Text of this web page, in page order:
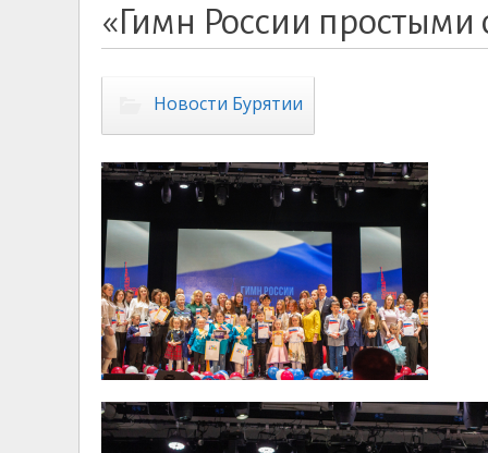
«Гимн России простыми
Новости Бурятии